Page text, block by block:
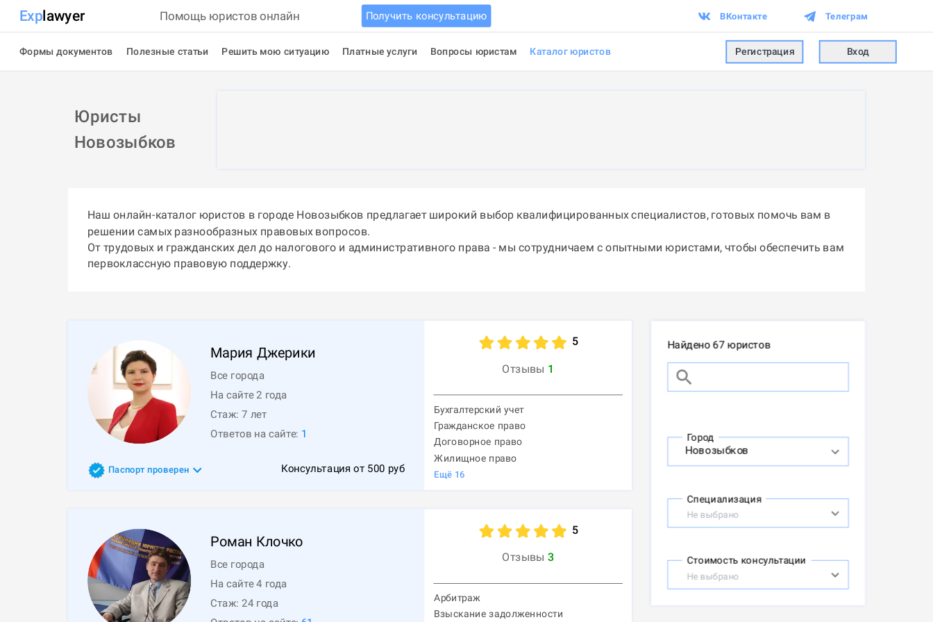
Explawyer Помощь юристов онлайн Получить консультацию ВКонтакте Телеграм
Формы документов Полезные статьи Решить мою ситуацию Платные услуги Вопросы юристам Каталог юристов Регистрация Вход
Юристы
Новозыбков
Наш онлайн-каталог юристов в городе Новозыбков предлагает широкий выбор квалифицированных специалистов, готовых помочь вам в
решении самых разнообразных правовых вопросов.
От трудовых и гражданских дел до налогового и административного права - мы сотрудничаем с опытными юристами, чтобы обеспечить вам
первоклассную правовую поддержку.
Мария Джерики
Все города
На сайте 2 года
Стаж:7 лет
Ответов на сайте: 1
Паспорт проверен Консультация от 500 руб
5
Отзывы 1
Бухгалтерский учет
Гражданское право
Договорное право
Жилищное право
Ещё 16
Роман Клочко
Все города
На сайте 4 года
Стаж: 24 года
5
Отзывы 3
Арбитраж
Взыскание задолженности
Найдено 67 юристов
Город
Специализация
Не выбрано
Стоимость консультации
Не выбрано